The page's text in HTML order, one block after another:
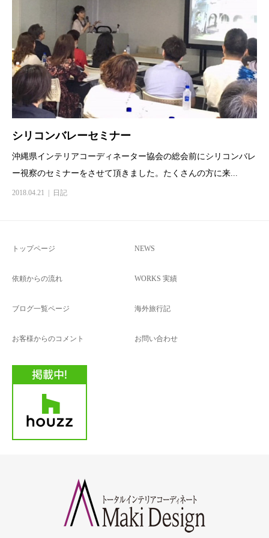
シリコンバレーセミナー
沖縄県インテリアコーディネーター協会の総会前にシリコンバレ
ー視察のセミナーをさせて頂きました。たくさんの方に来...
2018.04.21 日記
トップページ NEWS
依頼からの流れ WORKS 実績
ブログ一覧ページ 海外旅行記
お客様からのコメント お問い合わせ